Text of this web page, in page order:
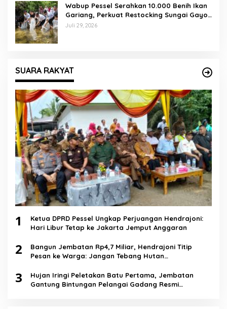
Wabup Pessel Serahkan 10.000 Benih Ikan
Gariang, Perkuat Restocking Sungai Gayo
demi Kelestarian Perairan
Juli 29, 2026
SUARA RAKYAT
1
Ketua DPRD Pessel Ungkap Perjuangan Hendrajoni:
Hari Libur Tetap ke Jakarta Jemput Anggaran
2
Bangun Jembatan Rp4,7 Miliar, Hendrajoni Titip
Pesan ke Warga: Jangan Tebang Hutan
3
Hujan Iringi Peletakan Batu Pertama, Jembatan
Gantung Bintungan Pelangai Gadang Resmi